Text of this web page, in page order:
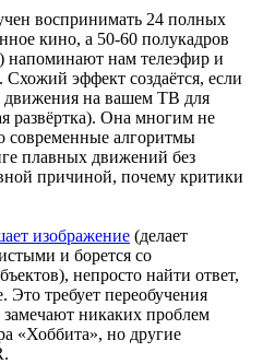
воспринимать 24 полных
кино, а 50-60 полукадров
напоминают нам телеэфир и
Схожий эффект создаётся, если
движения на вашем ТВ для
развёртка). Она многим не
современные алгоритмы
плавных движений без
причиной, почему критики
изображение (делает
и борется со
непросто найти ответ,
Это требует переобучения
никаких проблем
«Хоббита», но другие